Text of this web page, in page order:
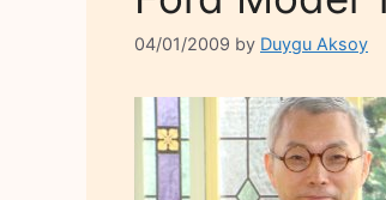
04/01/2009 by Duygu Aksoy